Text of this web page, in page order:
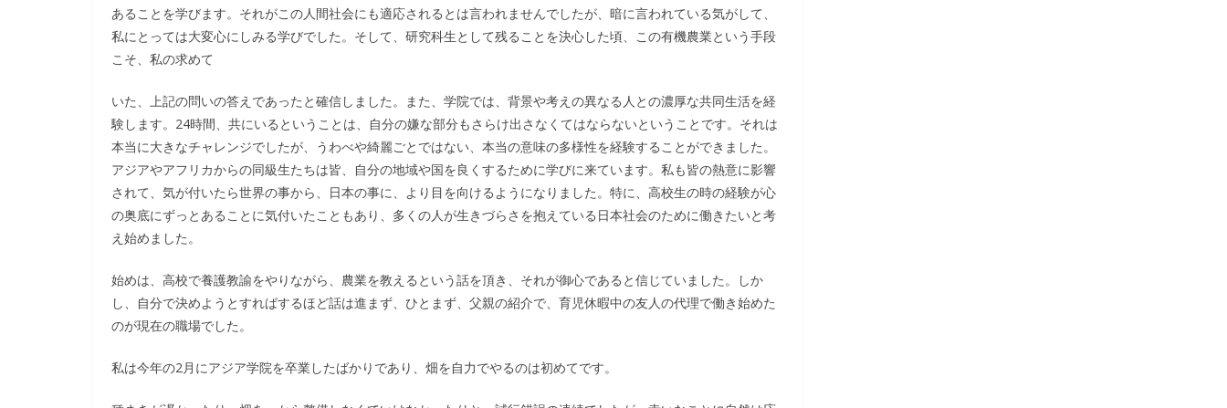
あることを学びます。それがこの人間社会にも適応されるとは言われませんでしたが、暗に言われている気がして、
私にとっては大変心にしみる学びでした。そして、研究科生として残ることを決心した頃、この有機農業という手段
こそ、私の求めて
いた、上記の問いの答えであったと確信しました。また、学院では、背景や考えの異なる人との濃厚な共同生活を経
験します。24時間、共にいるということは、自分の嫌な部分もさらけ出さなくてはならないということです。それは
本当に大きなチャレンジでしたが、うわべや綺麗ごとではない、本当の意味の多様性を経験することができました。
アジアやアフリカからの同級生たちは皆、自分の地域や国を良くするために学びに来ています。私も皆の熱意に影響
されて、気が付いたら世界の事から、日本の事に、より目を向けるようになりました。特に、高校生の時の経験が心
の奥底にずっとあることに気付いたこともあり、多くの人が生きづらさを抱えている日本社会のために働きたいと考
え始めました。
始めは、高校で養護教諭をやりながら、農業を教えるという話を頂き、それが御心であると信じていました。しか
し、自分で決めようとすればするほど話は進まず、ひとまず、父親の紹介で、育児休暇中の友人の代理で働き始めた
のが現在の職場でした。
私は今年の2月にアジア学院を卒業したばかりであり、畑を自力でやるのは初めてです。